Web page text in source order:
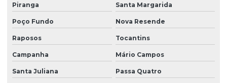
Piranga Santa Margarida
Poço Fundo Nova Resende
Raposos Tocantins
Campanha Mário Campos
Santa Juliana Passa Quatro